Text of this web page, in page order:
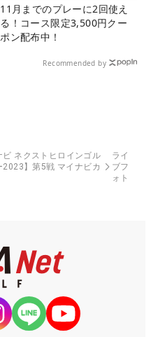
11月までのプレーに2回使え
る！コース限定3,500円クー
ポン配布中！
Recommended by
ビ ネクストヒロインゴル
2023】第5戦 マイナビカ
ライ
ブフ
ォト